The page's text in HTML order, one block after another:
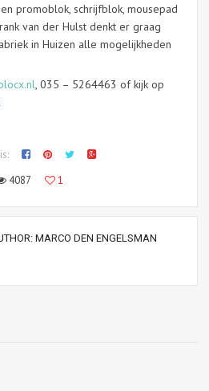
promoblok, schrijfblok, mousepad
van der Hulst denkt er graag
in Huizen alle mogelijkheden
, 035 – 5264463 of kijk op
4087
1
MARCO DEN ENGELSMAN